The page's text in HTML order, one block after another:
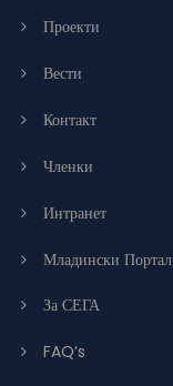
Проекти
Вести
Контакт
Членки
Интранет
Младински Портал
За СЕГА
FAQ’s